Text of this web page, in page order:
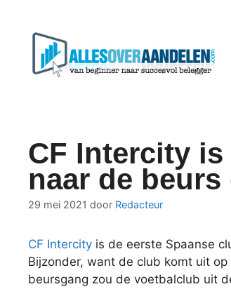
CF Intercity
naar de beurs
29 mei 2021 door Redacteur
CF Intercity is de eerste Spaanse
Bijzonder, want de club komt uit
beursgang zou de voetbalclub uit